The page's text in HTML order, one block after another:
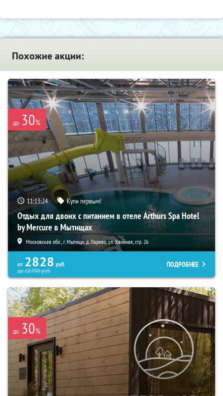
Похожие акции:
до 30%
11:13:23 Купи первым!
Отдых для двоих с питанием в отеле Arthurs Spa Hotel
by Mercure в Мытищах
Московская обл., г. Мытищи, д. Ларево, ул. Хвойная, стр. 26
от 2828 руб.
до65700руб.
ПОДРОБНЕЕ
до 30%